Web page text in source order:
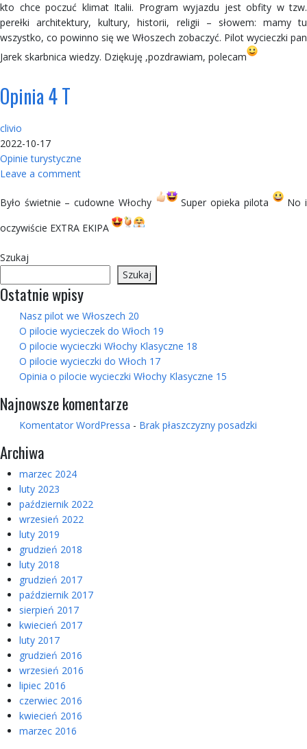
kto chce poczuć klimat Italii. Program wyjazdu jest obfity w tzw.
perełki architektury, kultury, historii, religii – słowem: mamy tu
wszystko, co powinno się we Włoszech zobaczyć. Pilot wycieczki pan
Jarek skarbnica wiedzy. Dziękuję ,pozdrawiam, polecam
Opinia 4 T
clivio
2022-10-17
Opinie turystyczne
Leave a comment
Było świetnie – cudowne Włochy Super opieka pilota
No i
oczywiście EXTRA EKIPA
Szukaj
Szukaj
Ostatnie wpisy
Nasz pilot we Włoszech 20
O pilocie wycieczek do Włoch 19
O pilocie wycieczki Włochy Klasyczne 18
O pilocie wycieczki do Włoch 17
Opinia o pilocie wycieczki Włochy Klasyczne 15
Najnowsze komentarze
Komentator WordPressa - Brak płaszczyzny posadzki
Archiwa
marzec 2024
luty 2023
październik 2022
wrzesień 2022
luty 2019
grudzień 2018
luty 2018
grudzień 2017
październik 2017
sierpień 2017
kwiecień 2017
luty 2017
grudzień 2016
wrzesień 2016
lipiec 2016
czerwiec 2016
kwiecień 2016
marzec 2016